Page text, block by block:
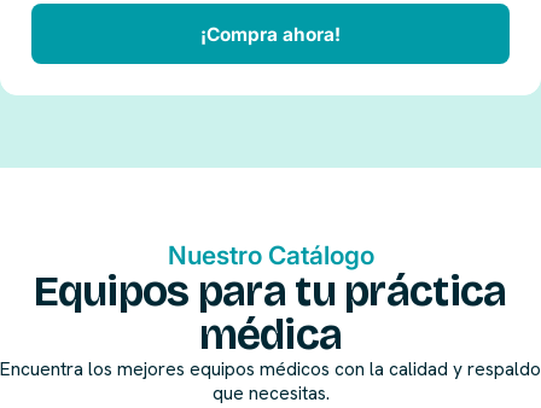
¡Compra ahora!
Nuestro Catálogo
Equipos para tu práctica
médica
Encuentra los mejores equipos médicos con la calidad y respaldo
que necesitas.